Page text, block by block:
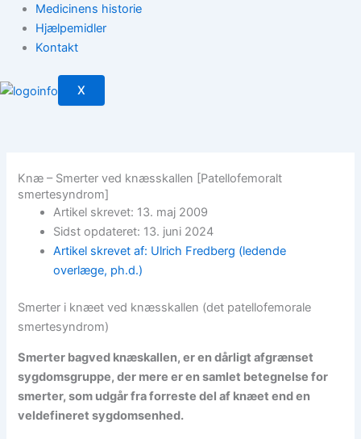
Medicinens historie
Hjælpemidler
Kontakt
X
Knæ – Smerter ved knæsskallen [Patellofemoralt
smertesyndrom]
Artikel skrevet: 13. maj 2009
Sidst opdateret: 13. juni 2024
Artikel skrevet af: Ulrich Fredberg (ledende
overlæge, ph.d.)
Smerter i knæet ved knæsskallen (det patellofemorale
smertesyndrom)
Smerter bagved knæskallen, er en dårligt afgrænset
sygdomsgruppe, der mere er en samlet betegnelse for
smerter, som udgår fra forreste del af knæet end en
veldefineret sygdomsenhed.